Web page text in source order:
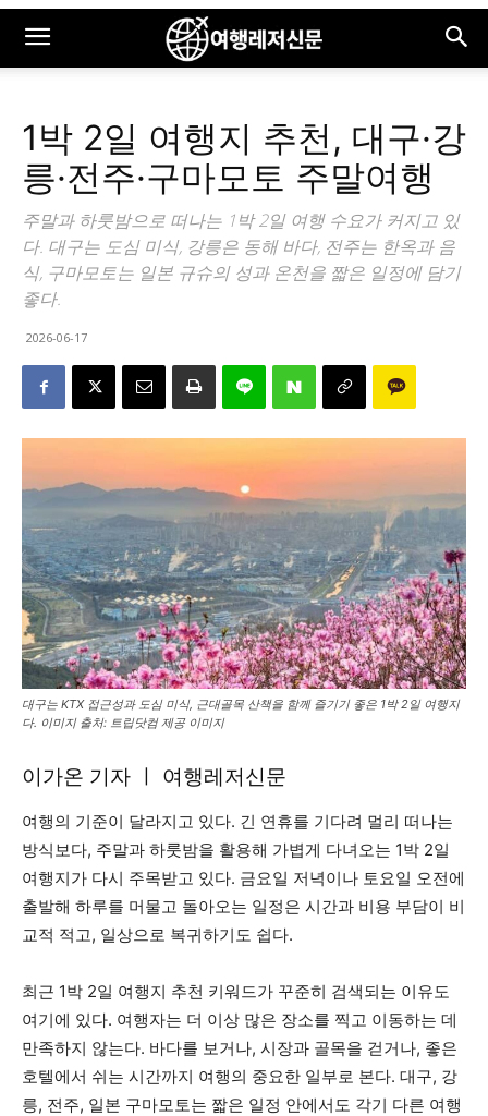
1박 2일 여행지 추천, 대구·강
릉·전주·구마모토 주말여행
주말과 하룻밤으로 떠나는 1박 2일 여행 수요가 커지고 있
다. 대구는 도심 미식, 강릉은 동해 바다, 전주는 한옥과 음
식, 구마모토는 일본 규슈의 성과 온천을 짧은 일정에 담기
좋다.
2026-06-17
대구는 KTX 접근성과 도심 미식, 근대골목 산책을 함께 즐기기 좋은 1박 2일 여행지
다. 이미지 출처: 트립닷컴 제공 이미지
이가온 기자 ㅣ 여행레저신문
여행의 기준이 달라지고 있다. 긴 연휴를 기다려 멀리 떠나는
방식보다, 주말과 하룻밤을 활용해 가볍게 다녀오는 1박 2일
여행지가 다시 주목받고 있다. 금요일 저녁이나 토요일 오전에
출발해 하루를 머물고 돌아오는 일정은 시간과 비용 부담이 비
교적 적고, 일상으로 복귀하기도 쉽다.
최근 1박 2일 여행지 추천 키워드가 꾸준히 검색되는 이유도
여기에 있다. 여행자는 더 이상 많은 장소를 찍고 이동하는 데
만족하지 않는다. 바다를 보거나, 시장과 골목을 걷거나, 좋은
호텔에서 쉬는 시간까지 여행의 중요한 일부로 본다. 대구, 강
릉, 전주, 일본 구마모토는 짧은 일정 안에서도 각기 다른 여행